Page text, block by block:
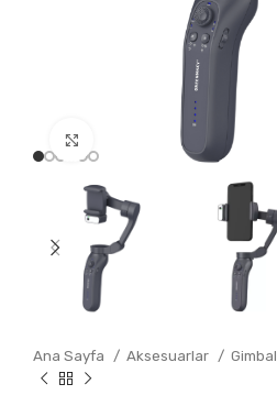
Click to enlarge
Ana Sayfa Aksesuarlar Gimbal